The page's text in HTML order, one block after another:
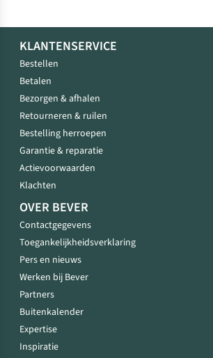
KLANTENSERVICE
Bestellen
Betalen
Bezorgen & afhalen
Retourneren & ruilen
Bestelling herroepen
Garantie & reparatie
Actievoorwaarden
Klachten
OVER BEVER
Contactgegevens
Toegankelijkheidsverklaring
Pers en nieuws
Werken bij Bever
Partners
Buitenkalender
Expertise
Inspiratie